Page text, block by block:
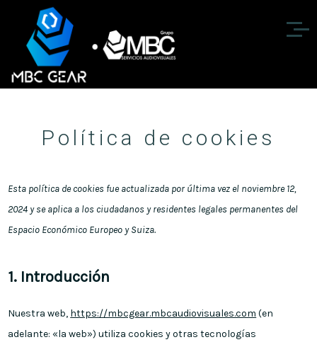
Política de cookies
Esta política de cookies fue actualizada por última vez el noviembre 12,
2024 y se aplica a los ciudadanos y residentes legales permanentes del
Espacio Económico Europeo y Suiza.
1. Introducción
Nuestra web, https://mbcgear.mbcaudiovisuales.com (en
adelante: «la web») utiliza cookies y otras tecnologías